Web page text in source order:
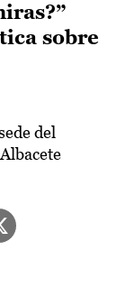
sobre
del